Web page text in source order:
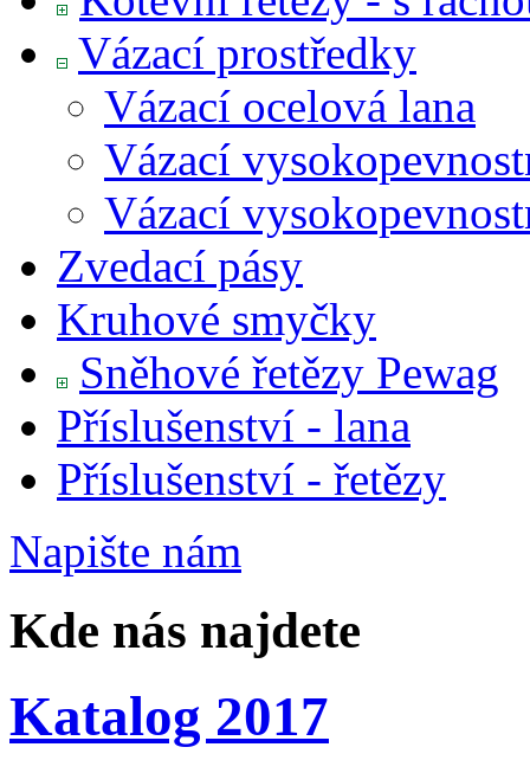
Vázací prostředky
Vázací ocelová lana
Vázací
Vázací
Zvedací pásy
Kruhové smyčky
Sněhové řetězy Pewag
Příslušenství - lana
Příslušenství - řetězy
Napište nám
Kde nás najdete
Katalog 2017